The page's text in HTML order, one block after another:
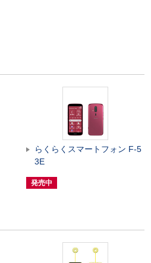
らくらくスマートフォン F-5
3E
発売中